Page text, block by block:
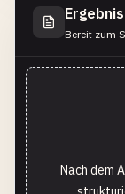
Ergebnis
Bereit zum
Nach dem